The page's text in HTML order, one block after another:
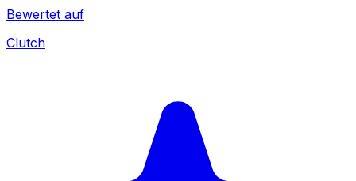
Bewertet auf
Clutch